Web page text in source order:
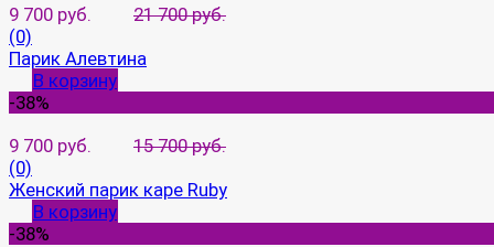
9 700 руб.
21 700 руб.
(0)
Парик Алевтина
В корзину
-38%
9 700 руб.
15 700 руб.
(0)
Женский парик каре Ruby
В корзину
-38%